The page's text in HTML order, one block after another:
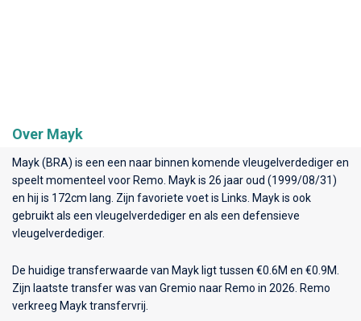
Over Mayk
Mayk (BRA) is een een naar binnen komende vleugelverdediger en
speelt momenteel voor Remo . Mayk is 26 jaar oud (1999/08/31)
en hij is 172cm lang. Zijn favoriete voet is Links. Mayk is ook
gebruikt als een vleugelverdediger en als een defensieve
vleugelverdediger.
De huidige transferwaarde van Mayk ligt tussen €0.6M en €0.9M.
Zijn laatste transfer was van Gremio naar Remo in 2026. Remo
verkreeg Mayk transfervrij.